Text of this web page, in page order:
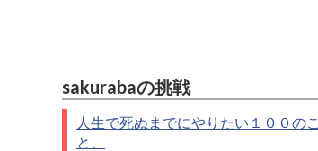
sakurabaの挑戦
人生で死ぬまでにやりたい１００のこ
と、